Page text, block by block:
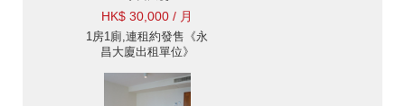
HK$ 30,000 / 月
1房1廁,連租約發售《永
昌大廈出租單位》